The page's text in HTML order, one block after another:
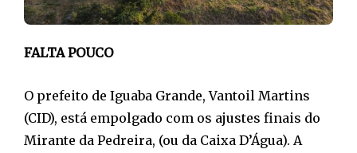
FALTA POUCO
O prefeito de Iguaba Grande, Vantoil Martins
(CID), está empolgado com os ajustes finais do
Mirante da Pedreira, (ou da Caixa D’Água). A